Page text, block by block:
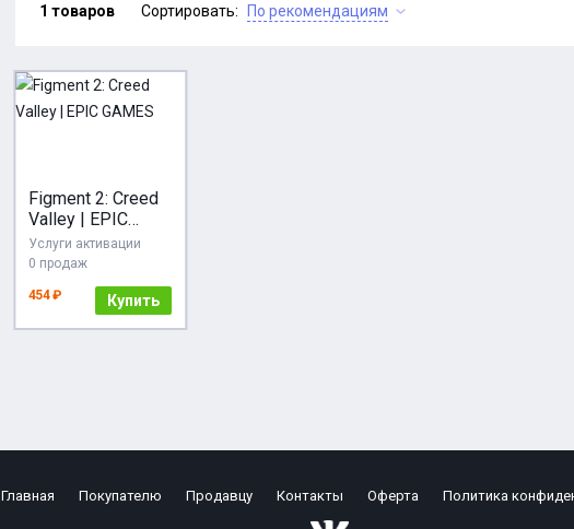
1 товаров Сортировать: По рекомендациям
Figment 2: Creed
Valley | EPIC
GAMES
Услуги активации
0 продаж
454 ₽ Купить
Главная Покупателю Продавцу Контакты Оферта Политика